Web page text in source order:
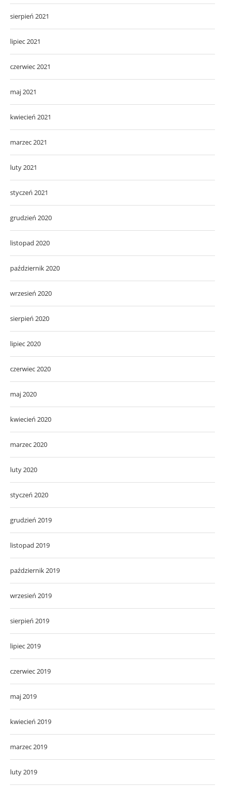
sierpień 2021
lipiec 2021
czerwiec 2021
maj 2021
kwiecień 2021
marzec 2021
luty 2021
styczeń 2021
grudzień 2020
listopad 2020
październik 2020
wrzesień 2020
sierpień 2020
lipiec 2020
czerwiec 2020
maj 2020
kwiecień 2020
marzec 2020
luty 2020
styczeń 2020
grudzień 2019
listopad 2019
październik 2019
wrzesień 2019
sierpień 2019
lipiec 2019
czerwiec 2019
maj 2019
kwiecień 2019
marzec 2019
luty 2019